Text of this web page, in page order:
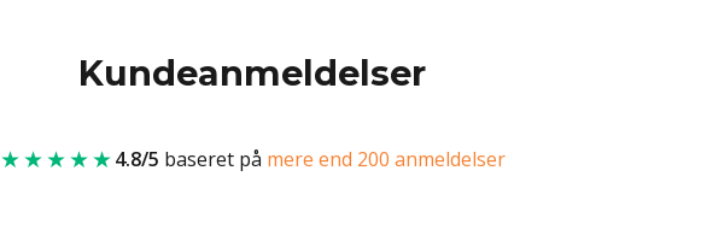
Kundeanmeldelser
★★★★★4.8/5 baseret på mere end 200 anmeldelser